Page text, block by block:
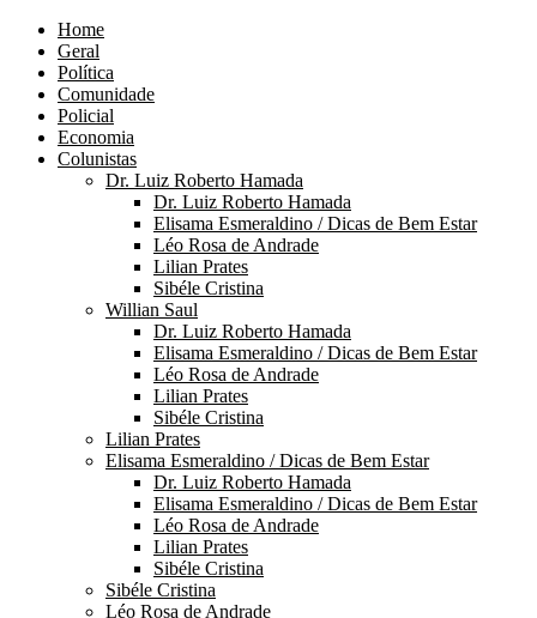
Home
Geral
Política
Comunidade
Policial
Economia
Colunistas
Dr. Luiz Roberto Hamada
Dr. Luiz Roberto Hamada
Elisama Esmeraldino / Dicas de Bem Estar
Léo Rosa de Andrade
Lilian Prates
Sibéle Cristina
Willian Saul
Dr. Luiz Roberto Hamada
Elisama Esmeraldino / Dicas de Bem Estar
Léo Rosa de Andrade
Lilian Prates
Sibéle Cristina
Lilian Prates
Elisama Esmeraldino / Dicas de Bem Estar
Dr. Luiz Roberto Hamada
Elisama Esmeraldino / Dicas de Bem Estar
Léo Rosa de Andrade
Lilian Prates
Sibéle Cristina
Sibéle Cristina
Léo Rosa de Andrade